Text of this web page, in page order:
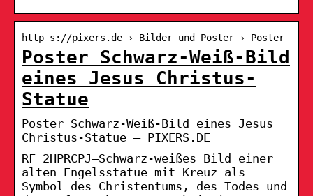
http s://pixers.de › Bilder und Poster › Poster
Poster Schwarz-Weiß-Bild
eines Jesus Christus-
Statue
Poster Schwarz-Weiß-Bild eines Jesus
Christus-Statue – PIXERS.DE
RF 2HPRCPJ–Schwarz-weißes Bild einer
alten Engelsstatue mit Kreuz als
Symbol des Christentums, des Todes und